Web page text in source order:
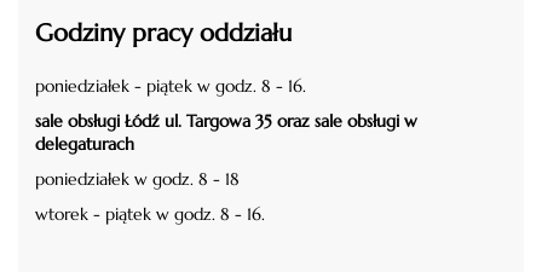
Godziny pracy oddziału
poniedziałek - piątek w godz. 8 - 16.
sale obsługi Łódź ul. Targowa 35 oraz sale obsługi w
delegaturach
poniedziałek w godz. 8 - 18
wtorek - piątek w godz. 8 - 16.